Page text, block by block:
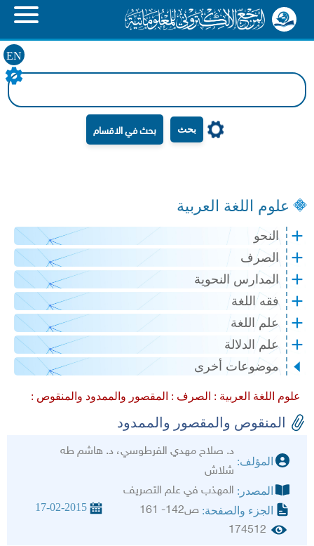
EN
بحث
علوم اللغة العربية
النحو
الصرف
المدارس النحوية
فقه اللغة
علم اللغة
علم الدلالة
موضوعات أخرى
علوم اللغة العربية : الصرف : المقصور والممدود والمنقوص :
المنقوص والمقصور والممدود
المؤلف:
د. صلاح مهدي الفرطوسي، د. هاشم طه
شلاش
المصدر: المهذب في علم التصريف
الجزء والصفحة: ص142- 161 17-02-2015
174512